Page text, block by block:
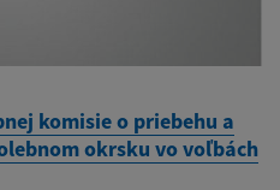
komisie o priebehu a
okrsku vo voľbách